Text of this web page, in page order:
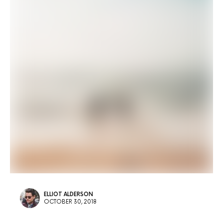
ELLIOT ALDERSON
OCTOBER 30, 2018